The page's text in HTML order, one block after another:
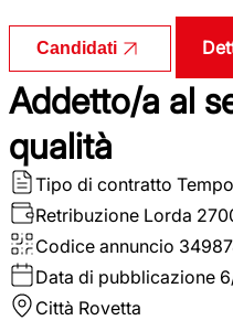
Candidati
Addetto/a al
qualità
Tipo di contratto
Retribuzione Lorda
Codice annuncio
Data di pubblicazione
Città Rovetta